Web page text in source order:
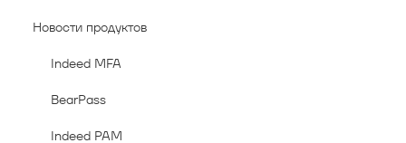
Новости продуктов
Indeed MFA
BearPass
Indeed PAM